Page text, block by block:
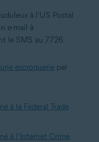
à l’US Postal
e-mail à
le SMS au 7726.
escroquerie par
à la Federal Trade
à l’Internet Crime